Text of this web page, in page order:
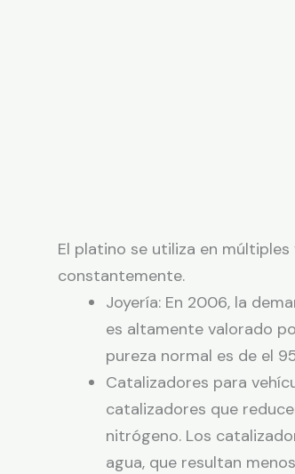
El platino se utiliza en
constantemente.
Joyería: En 2006, la
es altamente valorado
pureza normal es de el
Catalizadores para
catalizadores que
nitrógeno. Los
agua, que resultan